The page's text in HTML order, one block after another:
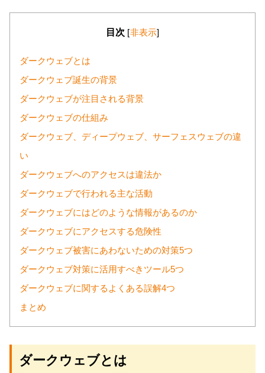
目次 [非表示]
ダークウェブとは
ダークウェブ誕生の背景
ダークウェブが注目される背景
ダークウェブの仕組み
ダークウェブ、ディープウェブ、サーフェスウェブの違
い
ダークウェブへのアクセスは違法か
ダークウェブで行われる主な活動
ダークウェブにはどのような情報があるのか
ダークウェブにアクセスする危険性
ダークウェブ被害にあわないための対策5つ
ダークウェブ対策に活用すべきツール5つ
ダークウェブに関するよくある誤解4つ
まとめ
ダークウェブとは